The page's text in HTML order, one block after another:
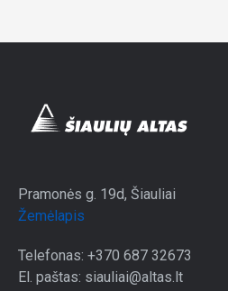
Pramonės g. 19d, Šiauliai
Žemėlapis
Telefonas: +370 687 32673
El. paštas: siauliai@altas.lt